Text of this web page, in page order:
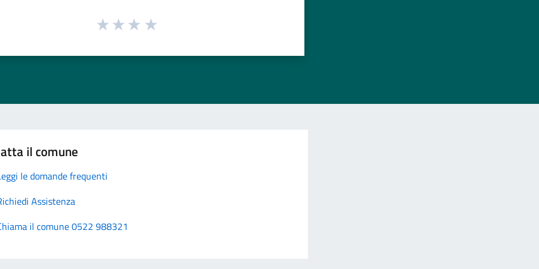
il comune
le domande frequenti
Assistenza
il comune 0522 988321